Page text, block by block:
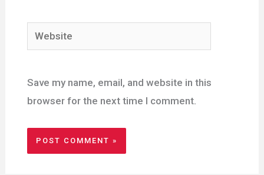
Website
Save my name, email, and website in this
browser for the next time I comment.